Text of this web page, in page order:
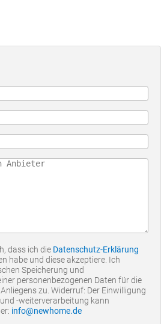
dass ich die Datenschutz-Erklärung
habe und diese akzeptiere. Ich
Speicherung und
personenbezogenen Daten für die
zu. Widerruf: Der Einwilligung
-weiterverarbeitung kann
info@newhome.de